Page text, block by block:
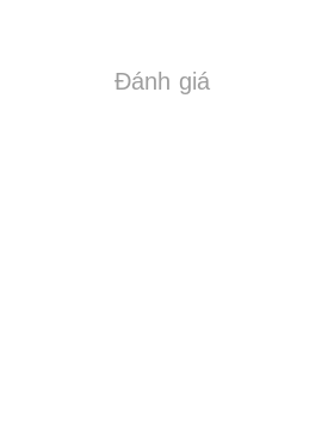
Đánh giá